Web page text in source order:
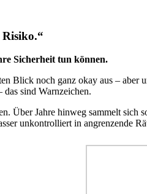
Sicherheit tun können.
Blick noch ganz okay aus –
das sind Warnzeichen.
Über Jahre hinweg sammelt
unkontrolliert in angrenzende